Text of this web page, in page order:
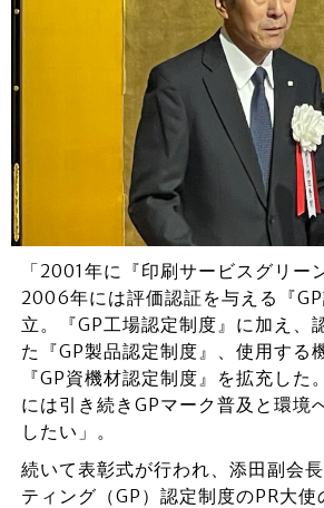
「2001年に『印刷サービスグリー
2006年には評価認証を与える『
立。『GP工場認定制度』に加え、
た『GP製品認定制度』、使用する
『GP資機材認定制度』を拡充した
には引き続きGPマーク普及と環境
したい」。
続いて表彰式が行われ、添田副会
ティング（GP）認定制度のPR大